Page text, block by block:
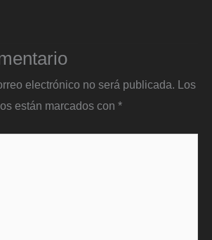
electrónico no será publicada. Los
están marcados con *